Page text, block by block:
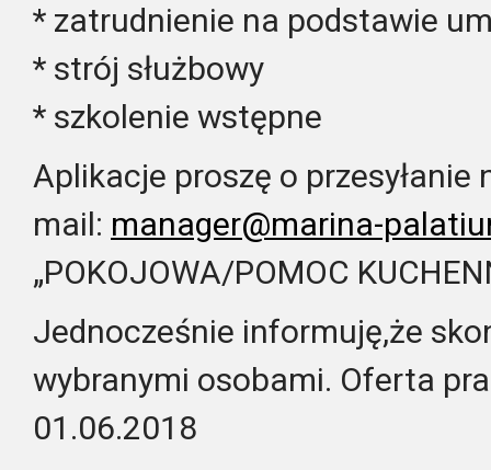
* zatrudnienie na podstawie
* strój służbowy
* szkolenie wstępne
Aplikacje proszę o przesyłanie
mail: manager@marina-
„POKOJOWA/POMOC
Jednocześnie informuję,że
wybranymi osobami. Oferta
01.06.2018